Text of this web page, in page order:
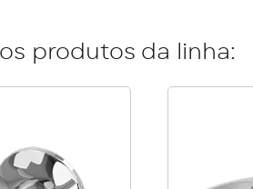
produtos da linha: